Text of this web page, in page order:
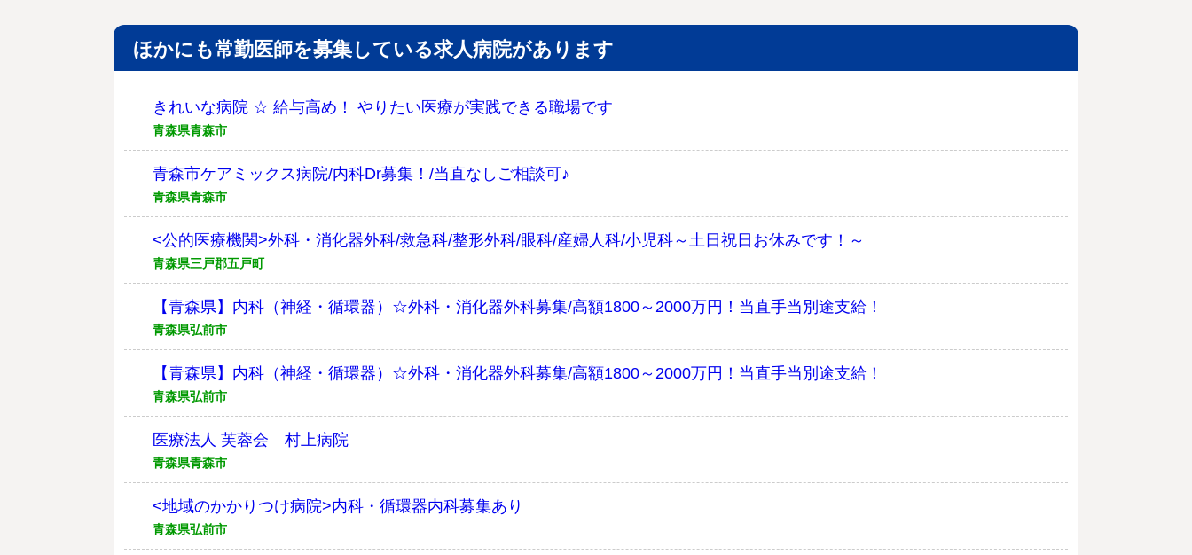
ほかにも常勤医師を募集している求人病院があります
きれいな病院 ☆ 給与高め！ やりたい医療が実践できる職場です
青森県青森市
青森市ケアミックス病院/内科Dr募集！/当直なしご相談可♪
青森県青森市
<公的医療機関>外科・消化器外科/救急科/整形外科/眼科/産婦人科/小児科～土日祝日お休みです！～
青森県三戸郡五戸町
【青森県】内科（神経・循環器）☆外科・消化器外科募集/高額1800～2000万円！当直手当別途支給！
青森県弘前市
【青森県】内科（神経・循環器）☆外科・消化器外科募集/高額1800～2000万円！当直手当別途支給！
青森県弘前市
医療法人 芙蓉会 村上病院
青森県青森市
<地域のかかりつけ病院>内科・循環器内科募集あり
青森県弘前市